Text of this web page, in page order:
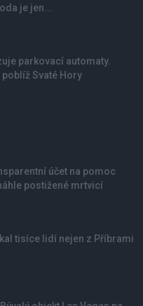
je jen...
parkovací automaty.
Svaté Hory
účet na pomoc
postižené mrtvicí
tisíce lidí nejen z Příbrami